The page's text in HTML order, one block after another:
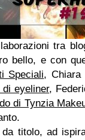
tra
bello, e con
Speciali, Chiara
di eyeliner,
di Tynzia
da titolo, ad